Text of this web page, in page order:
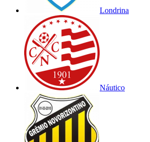
Londrina
Náutico